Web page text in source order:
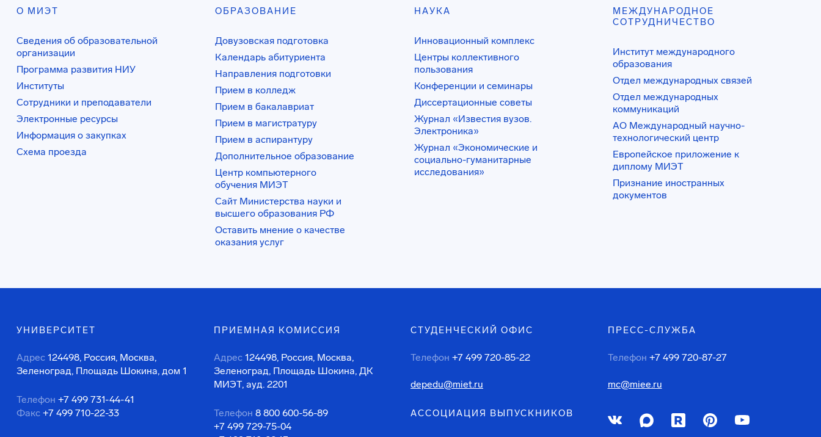
О МИЭТ
Сведения об образовательной
организации
Программа развития НИУ
Институты
Сотрудники и преподаватели
Электронные ресурсы
Информация о закупках
Схема проезда
ОБРАЗОВАНИЕ
Довузовская подготовка
Календарь абитуриента
Направления подготовки
Прием в колледж
Прием в бакалавриат
Прием в магистратуру
Прием в аспирантуру
Дополнительное образование
Центр компьютерного
обучения МИЭТ
Сайт Министерства науки и
высшего образования РФ
Оставить мнение о качестве
оказания услуг
НАУКА
Инновационный комплекс
Центры коллективного
пользования
Конференции и семинары
Диссертационные советы
Журнал «Известия вузов.
Электроника»
Журнал «Экономические и
социально-гуманитарные
исследования»
МЕЖДУНАРОДНОЕ
СОТРУДНИЧЕСТВО
Институт международного
образования
Отдел международных связей
Отдел международных
коммуникаций
АО Международный научно-
технологический центр
Европейское приложение к
диплому МИЭТ
Признание иностранных
документов
УНИВЕРСИТЕТ
Адрес 124498, Россия, Москва,
Зеленоград, Площадь Шокина, дом 1
Телефон +7 499 731-44-41
Факс +7 499 710-22-33
ПРИЕМНАЯ КОМИССИЯ
Адрес 124498, Россия, Москва,
Зеленоград, Площадь Шокина, ДК
МИЭТ, ауд. 2201
Телефон 8 800 600-56-89
+7 499 729-75-04
СТУДЕНЧЕСКИЙ ОФИС
Телефон +7 499 720-85-22
depedu@miet.ru
АССОЦИАЦИЯ ВЫПУСКНИКОВ
ПРЕСС-СЛУЖБА
Телефон +7 499 720-87-27
mc@miee.ru